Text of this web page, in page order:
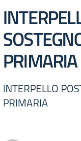
PRIMARIA
INTERPELLO
PRIMARIA